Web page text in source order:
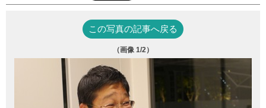
この写真の記事へ戻る
（画像 1/2）